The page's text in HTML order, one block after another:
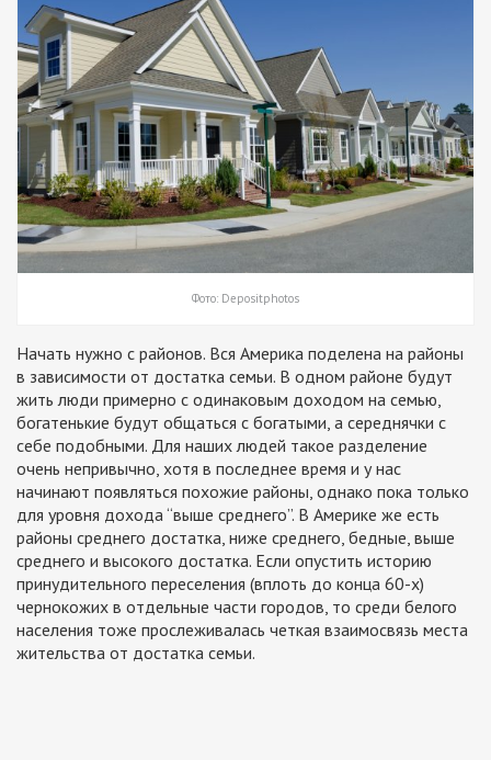
Фото: Depositphotos
Начать нужно с районов. Вся Америка поделена на районы
в зависимости от достатка семьи. В одном районе будут
жить люди примерно с одинаковым доходом на семью,
богатенькие будут общаться с богатыми, а середнячки с
себе подобными. Для наших людей такое разделение
очень непривычно, хотя в последнее время и у нас
начинают появляться похожие районы, однако пока только
для уровня дохода “выше среднего”. В Америке же есть
районы среднего достатка, ниже среднего, бедные, выше
среднего и высокого достатка. Если опустить историю
принудительного переселения (вплоть до конца 60-х)
чернокожих в отдельные части городов, то среди белого
населения тоже прослеживалась четкая взаимосвязь места
жительства от достатка семьи.